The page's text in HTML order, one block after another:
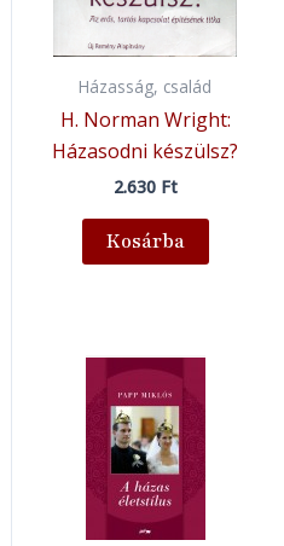
Házasság, család
H. Norman Wright:
Házasodni készülsz?
2.630 Ft
Kosárba